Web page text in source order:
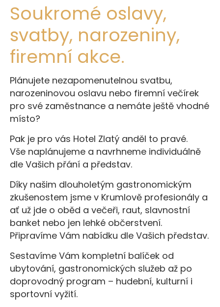
Soukromé oslavy,
svatby, narozeniny,
firemní akce.
Plánujete nezapomenutelnou svatbu,
narozeninovou oslavu nebo firemní večírek
pro své zaměstnance a nemáte ještě vhodné
místo?
Pak je pro vás Hotel Zlatý anděl to pravé.
Vše naplánujeme a navrhneme individuálně
dle Vašich přání a představ.
Díky našim dlouholetým gastronomickým
zkušenostem jsme v Krumlově profesionály a
ať už jde o oběd a večeři, raut, slavnostní
banket nebo jen lehké občerstvení.
Připravíme Vám nabídku dle Vašich představ.
Sestavíme Vám kompletní balíček od
ubytování, gastronomických služeb až po
doprovodný program – hudební, kulturní i
sportovní vyžití.